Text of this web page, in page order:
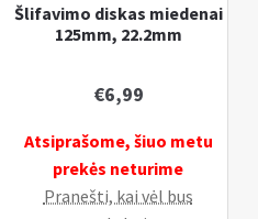
Šlifavimo diskas miedenai
125mm, 22.2mm
€6,99
Atsiprašome, šiuo metu
prekės neturime
Pranešti, kai vėl bus